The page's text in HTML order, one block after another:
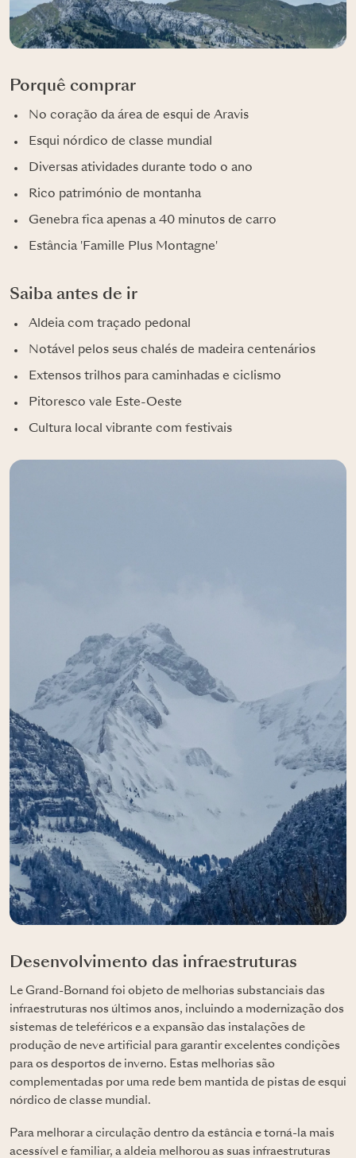
Porquê comprar
No coração da área de esqui de Aravis
Esqui nórdico de classe mundial
Diversas atividades durante todo o ano
Rico património de montanha
Genebra fica apenas a 40 minutos de carro
Estância 'Famille Plus Montagne'
Saiba antes de ir
Aldeia com traçado pedonal
Notável pelos seus chalés de madeira centenários
Extensos trilhos para caminhadas e ciclismo
Pitoresco vale Este-Oeste
Cultura local vibrante com festivais
Desenvolvimento das infraestruturas
Le Grand-Bornand foi objeto de melhorias substanciais das
infraestruturas nos últimos anos, incluindo a modernização dos
sistemas de teleféricos e a expansão das instalações de
produção de neve artificial para garantir excelentes condições
para os desportos de inverno. Estas melhorias são
complementadas por uma rede bem mantida de pistas de esqui
nórdico de classe mundial.
Para melhorar a circulação dentro da estância e torná-la mais
acessível e familiar, a aldeia melhorou as suas infraestruturas